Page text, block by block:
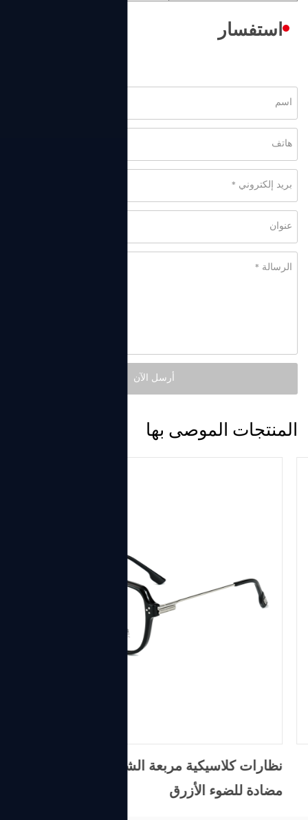
استفسار
المنتجات الموصى بها
مضادة للضوء الأزرق